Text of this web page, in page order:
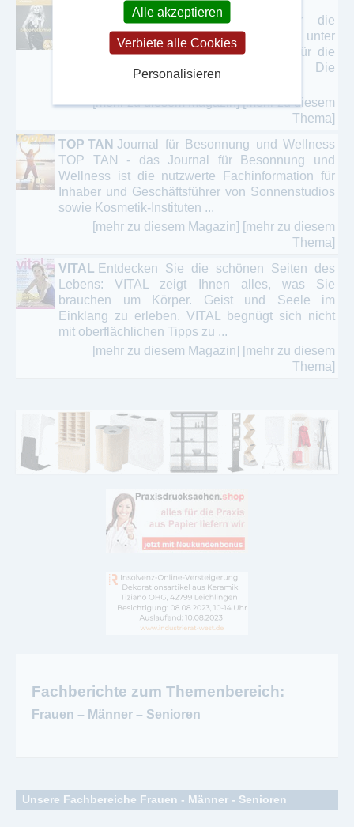
PARFÜMERIE JOURNAL PARFÜMERIE
JOURNAL ist das Fachmagazin für die
Parfümeriebranche. Stark im Verkauf – unter
diesem Motto stehen die Fachbereiche für die
MitarbeiterInnen in Parfümerien. Die
[mehr zu diesem Magazin] [mehr zu diesem
Thema]
TOP TAN Journal für Besonnung und Wellness
TOP TAN - das Journal für Besonnung und
Wellness ist die nutzwerte Fachinformation für
Inhaber und Geschäftsführer von Sonnenstudios
sowie Kosmetik-Instituten ...
[mehr zu diesem Magazin] [mehr zu diesem
Thema]
VITAL Entdecken Sie die schönen Seiten des
Lebens: VITAL zeigt Ihnen alles, was Sie
brauchen um Körper. Geist und Seele im
Einklang zu erleben. VITAL begnügt sich nicht
mit oberflächlichen Tipps zu ...
[mehr zu diesem Magazin] [mehr zu diesem
Thema]
Fachberichte zum Themenbereich:
Frauen – Männer – Senioren
Unsere Fachbereiche Frauen - Männer - Senioren
Alle akzeptieren
Verbiete alle Cookies
Personalisieren